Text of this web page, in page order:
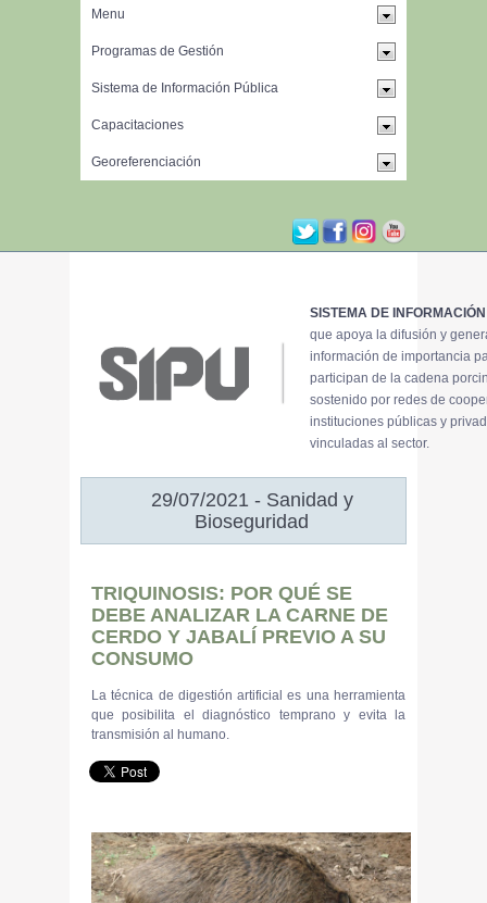
SISTEMA DE
que apoya la difusión y
información de importancia
participan de la cadena
sostenido por redes de
instituciones públicas y
vinculadas al sector.
29/07/2021 - Sanidad y
Bioseguridad
TRIQUINOSIS: POR QUÉ SE
DEBE ANALIZAR LA CARNE DE
CERDO Y JABALÍ PREVIO A SU
CONSUMO
La técnica de digestión artificial es una herramienta
que posibilita el diagnóstico temprano y evita la
transmisión al humano.